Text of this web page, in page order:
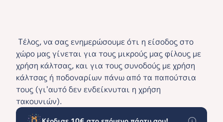
Τέλος, να σας ενημερώσουμε ότι η είσοδος στο
χώρο μας γίνεται για τους μικρούς μας φίλους με
χρήση κάλτσας, και για τους συνοδούς με χρήση
κάλτσας ή ποδοναρίων πάνω από τα παπούτσια
τους (γι'αυτό δεν ενδείκνυται η χρήση
τακουνιών).